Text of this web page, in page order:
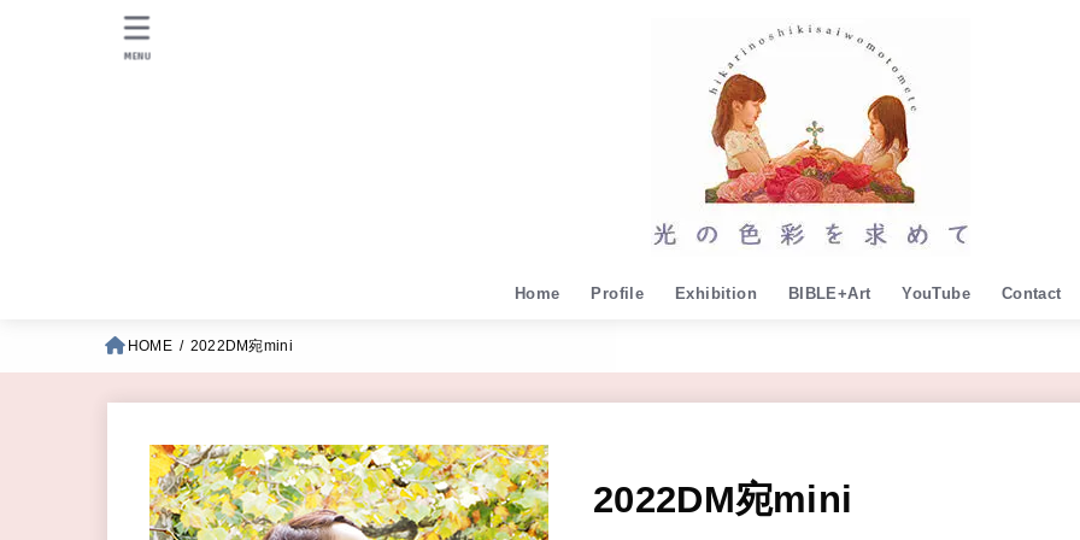
Home Profile Exhibition BIBLE+Art YouTube Contact
MENU
HOME 2022DM宛mini
2022DM宛mini